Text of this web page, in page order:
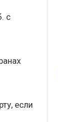
с
если